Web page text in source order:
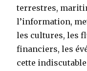
terrestres,
l’information,
les cultures, les
financiers, les
cette